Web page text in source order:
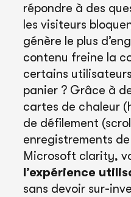
répondre à des
les visiteurs
génère le plus
contenu freine la
certains
panier ? Grâce à
cartes de chaleur
de défilement
enregistrements
Microsoft clarity,
l’expérience
sans devoir sur-